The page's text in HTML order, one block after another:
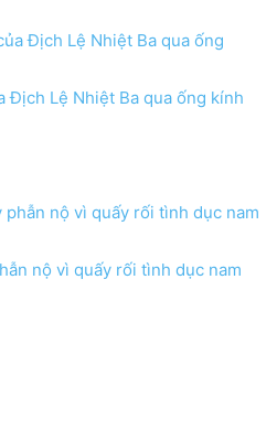
Địch Lệ Nhiệt Ba qua ống kính
nộ vì quấy rối tình dục nam